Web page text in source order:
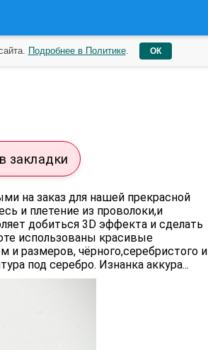
закладки
на заказ для нашей прекрасной
и плетение из проволоки,и
добиться 3D эффекта и сделать
использованы красивые
размеров, чёрного,серебристого и
под серебро. Изнанка аккура...
Подробнее в Политике. ОК